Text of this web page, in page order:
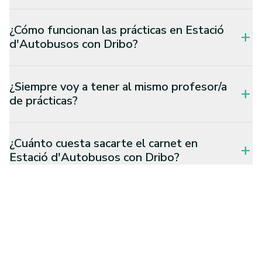
¿Cómo funcionan las prácticas en Estació
d'Autobusos con Dribo?
add
¿Siempre voy a tener al mismo profesor/a
de prácticas?
add
¿Cuánto cuesta sacarte el carnet en
Estació d'Autobusos con Dribo?
add